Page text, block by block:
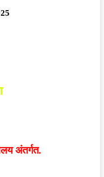
अंतर्गत.